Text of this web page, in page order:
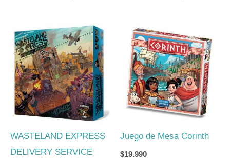
WASTELAND EXPRESS
DELIVERY SERVICE
Juego de Mesa Corinth
$19.990